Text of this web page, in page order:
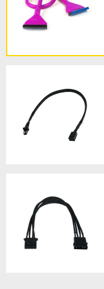
BitFenix
EK Water Blocks
Disponibilité /
Articles en stock
Articles en